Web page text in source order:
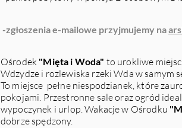
-zgłoszenia e-mailowe przyjmujemy na
Ośrodek "Mięta i Woda" to urokliwe
Wdzydze i rozlewiska rzeki Wda w samym
To miejsce pełne niespodzianek, które
pokojami. Przestronne sale oraz ogród
wypoczynek i urlop. Wakacje w Ośrodku
dobrze spędzony.